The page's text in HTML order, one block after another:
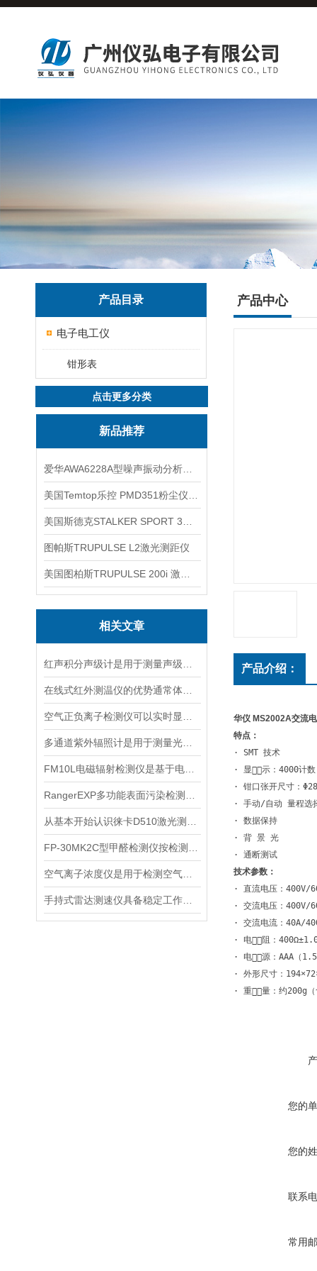
产品目录
电子电工仪
钳形表
点击更多分类
新品推荐
图帕斯TRUPULSE L2激光测距仪
相关文章
产品中心
产品介绍：
华仪 MS2002A交流
特点：
· SMT 技术
· 显示：4000计数
· 钳口张开尺寸：
· 手动/自动 量程
· 数据保持
· 背 景 光
· 通断测试
技术参数：
· 直流电压：400V/
· 交流电压：400V/
· 交流电流：40A/
· 电阻：
· 电源：AAA（
· 外形尺寸：
· 重量：约200g（
您的
您的
联系
常用